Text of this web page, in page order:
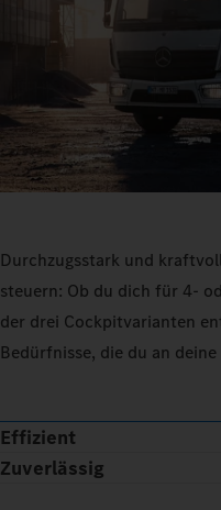
Durchzugsstark und
steuern: Ob du dich für 4‑
der drei Cockpitvarianten
Bedürfnisse, die du an
Effizient
Zuverlässig